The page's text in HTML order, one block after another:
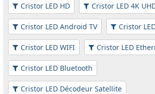
Cristor LED HD Cristor LED 4K
Cristor LED Android TV Cristor
Cristor LED WIFI Cristor LED
Cristor LED Bluetooth
Cristor LED Décodeur Satellite